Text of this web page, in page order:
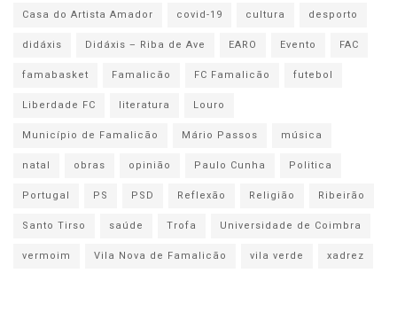
Casa do Artista Amador
covid-19 cultura
desporto
didáxis
Didáxis – Riba de Ave EARO Evento
FAC
famabasket
Famalicão FC Famalicão
futebol
Liberdade FC
literatura
Louro
Município de Famalicão
Mário Passos
música
natal
obras opinião Paulo Cunha
Politica
Portugal
PS PSD Reflexão Religião
Ribeirão
Santo Tirso
saúde Trofa
Universidade de Coimbra
vermoim
Vila Nova de Famalicão vila verde xadrez